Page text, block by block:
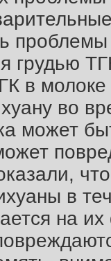
грудью
в
во
может
в
на